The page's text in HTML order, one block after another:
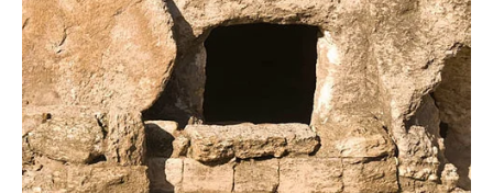
o
k
e
r